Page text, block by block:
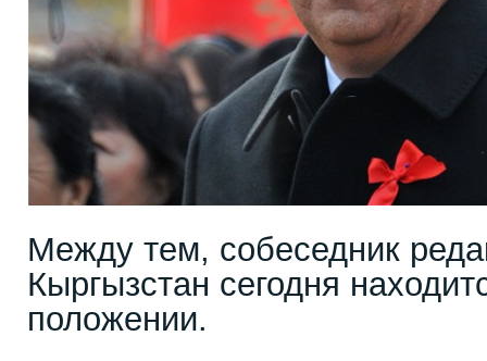
Между тем, собеседник
Кыргызстан сегодня
положении.